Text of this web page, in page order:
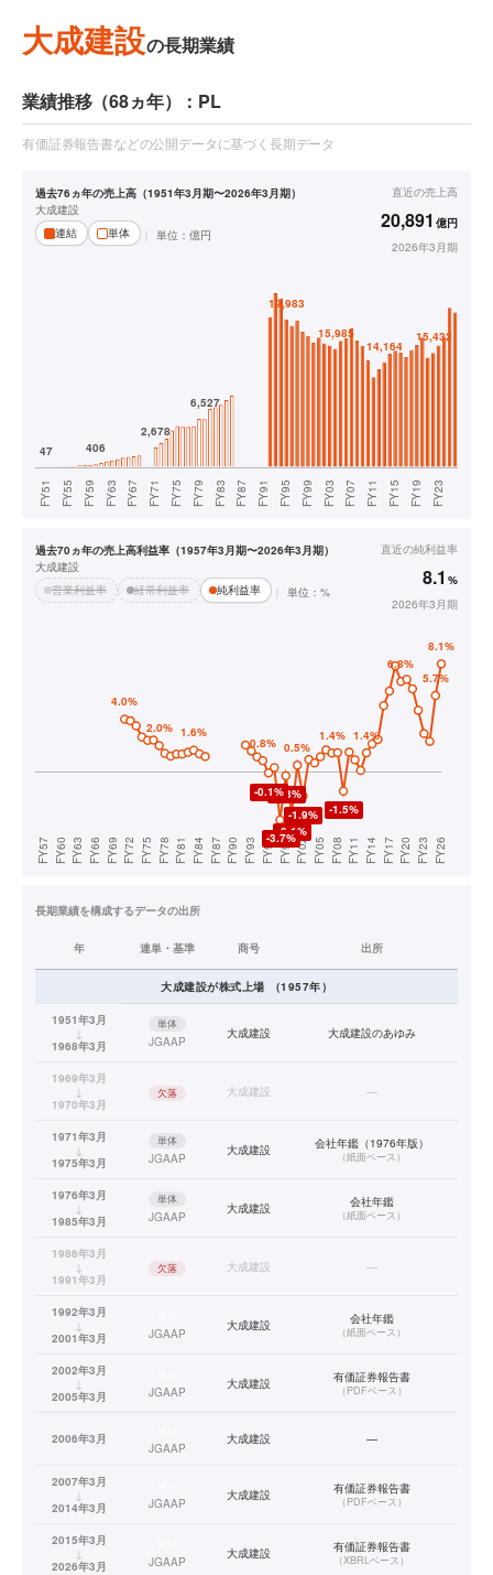
大成建設の長期業績
業績推移（68ヵ年）：PL
有価証券報告書などの公開データに基づく長期データ
過去76ヵ年の売上高（1951年3月期〜2026年3月期）
大成建設
連結
単体 単位： 億円
直近の売上高
20,891 億円
2026年3月期
過去70ヵ年の売上高利益率（1957年3月期〜2026年3月期）
大成建設
営業利益率
経常利益率 純利益率 単位：%
直近の純利益率
8.1 %
2026年3月期
長期業績を構成するデータの出所
年 連単・基準 商号 出所
大成建設が株式上場 （1957年）
1951年3月
↓
1968年3月
単体
JGAAP
大成建設 大成建設のあゆみ
1969年3月
↓
1970年3月
欠落 大成建設 —
1971年3月
↓
1975年3月
単体
JGAAP
大成建設 会社年鑑（1976年版）
（紙面ベース）
1976年3月
↓
1985年3月
単体
JGAAP
大成建設 会社年鑑
（紙面ベース）
1986年3月
↓
1991年3月
欠落 大成建設 —
1992年3月
↓
2001年3月
JGAAP
大成建設 会社年鑑
（紙面ベース）
2002年3月
↓
2005年3月
JGAAP
大成建設 有価証券報告書
（PDFベース）
2006年3月
JGAAP
大成建設 —
2007年3月
↓
2014年3月
JGAAP
大成建設 有価証券報告書
（PDFベース）
2015年3月
↓
2026年3月
JGAAP
大成建設 有価証券報告書
（XBRLベース）